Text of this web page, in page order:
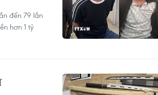
đến 79 lần
hơn 1 tỷ